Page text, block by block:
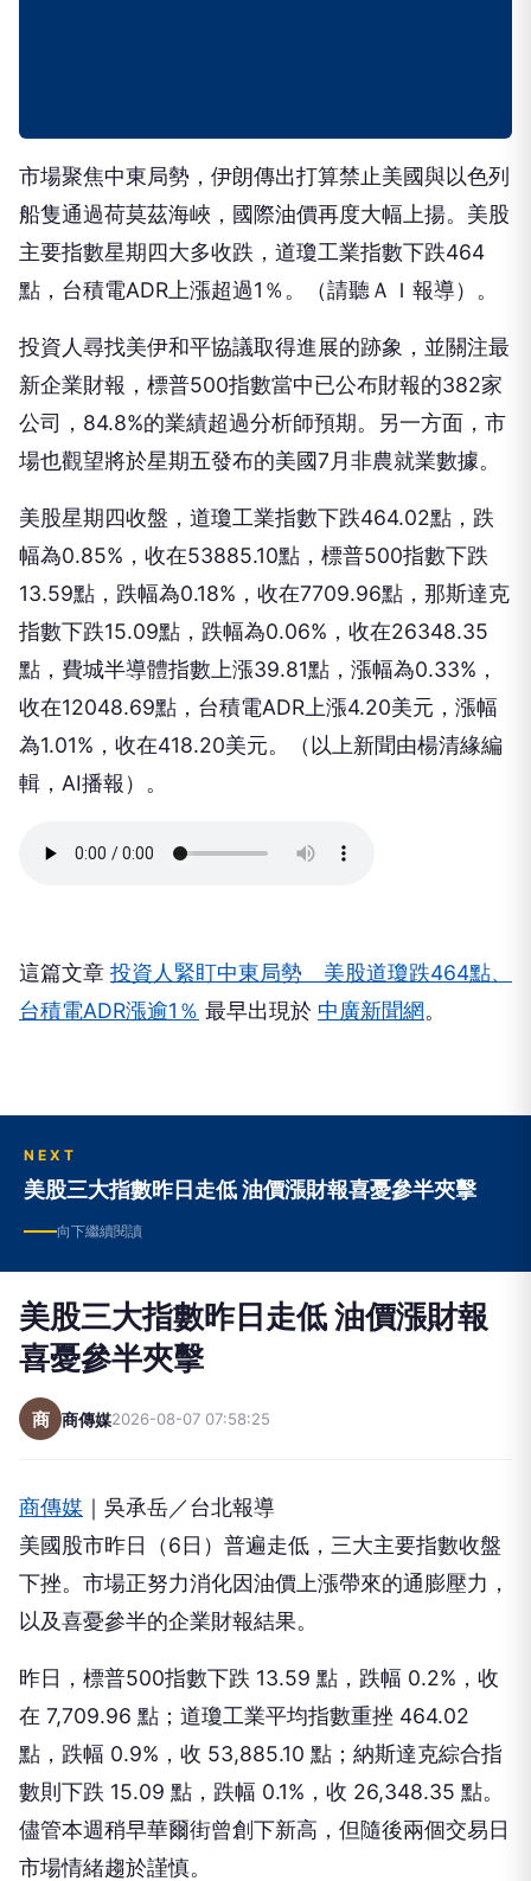
市場聚焦中東局勢，伊朗傳出打算禁止美國與以色列
船隻通過荷莫茲海峽，國際油價再度大幅上揚。美股
主要指數星期四大多收跌，道瓊工業指數下跌464
點，台積電ADR上漲超過1％。（請聽ＡＩ報導）。
投資人尋找美伊和平協議取得進展的跡象，並關注最
新企業財報，標普500指數當中已公布財報的382家
公司，84.8%的業績超過分析師預期。另一方面，市
場也觀望將於星期五發布的美國7月非農就業數據。
美股星期四收盤，道瓊工業指數下跌464.02點，跌
幅為0.85%，收在53885.10點，標普500指數下跌
13.59點，跌幅為0.18%，收在7709.96點，那斯達克
指數下跌15.09點，跌幅為0.06%，收在26348.35
點，費城半導體指數上漲39.81點，漲幅為0.33%，
收在12048.69點，台積電ADR上漲4.20美元，漲幅
為1.01%，收在418.20美元。（以上新聞由楊清緣編
輯，AI播報）。
這篇文章 投資人緊盯中東局勢 美股道瓊跌464點、
台積電ADR漲逾1％ 最早出現於 中廣新聞網。
NEXT
美股三大指數昨日走低 油價漲財報喜憂參半夾擊
向下繼續閱讀
美股三大指數昨日走低 油價漲財報
喜憂參半夾擊
商 商傳媒2026-08-07 07:58:25
商傳媒 ｜吳承岳／台北報導
美國股市昨日（6日）普遍走低，三大主要指數收盤
下挫。市場正努力消化因油價上漲帶來的通膨壓力，
以及喜憂參半的企業財報結果。
昨日，標普500指數下跌 13.59 點，跌幅 0.2%，收
在 7,709.96 點；道瓊工業平均指數重挫 464.02
點，跌幅 0.9%，收 53,885.10 點；納斯達克綜合指
數則下跌 15.09 點，跌幅 0.1%，收 26,348.35 點。
儘管本週稍早華爾街曾創下新高，但隨後兩個交易日
市場情緒趨於謹慎。